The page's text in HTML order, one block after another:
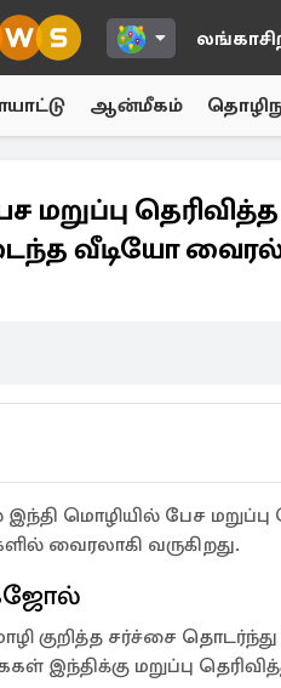
ஆன்மீகம்
தெரிவித்த
வீடியோ
மொழியில் பேச
வைரலாகி வருகிறது.
குறித்த சர்ச்சை
இந்திக்கு மறுப்பு